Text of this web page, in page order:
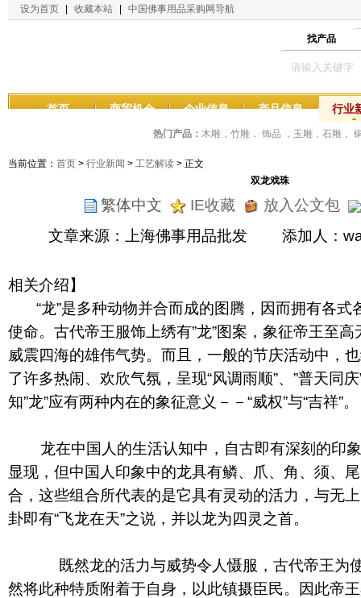
设为首页 收藏本站 中国佛事用品采购网导航
找产品
首页 商贸机会 企业信息 产品信息 行业
热门产品： 木雕，竹雕， 饰品 ，玉雕，石雕，
当前位置： 首页 > 行业新闻 > 工艺解读 > 正文
双龙戏珠
繁体中文 IE收藏
放入公文包
文章来源：上海佛事用品批发 添加人：
相关介绍】
“龙”是多种动物并合而成的图腾，因而拥有各式
使命。古代帝王服饰上绣有”龙”图案，象征帝王至
威震四海的雄伟气势。而且，一般的节庆活动中，
了许多热闹、欢欣气氛，呈现“风调雨顺”、”普天同
知”龙”应有两种内在的象征意义－－“威权”与“吉祥”。
龙在中国人的生活认知中，自古即有深刻的印象
显现，但中国人印象中的龙具有鳞、爪、角、须、
合，这些组合所代表的是它具有灵动的活力，与无
卦即有“飞龙在天”之说，并以龙为四灵之首。
既然龙的活力与威势令人慑服，古代帝王为使
然将此种特质附着于自身，以此镇摄臣民。因此帝